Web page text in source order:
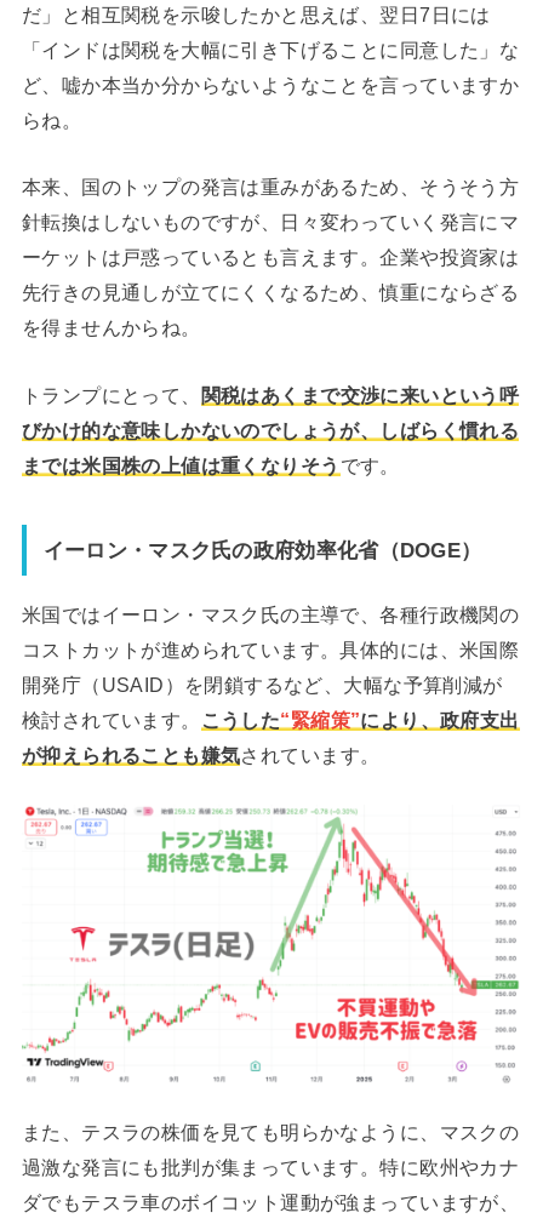
だ」と相互関税を示唆したかと思えば、翌日7日には
「インドは関税を大幅に引き下げることに同意した」な
ど、嘘か本当か分からないようなことを言っていますか
らね。
本来、国のトップの発言は重みがあるため、そうそう方
針転換はしないものですが、日々変わっていく発言にマ
ーケットは戸惑っているとも言えます。企業や投資家は
先行きの見通しが立てにくくなるため、慎重にならざる
を得ませんからね。
トランプにとって、
関税はあくまで交渉に来いという呼
びかけ的な意味しかないのでしょうが、しばらく慣れる
までは米国株の上値は重くなりそう です。
イーロン・マスク氏の政府効率化省（DOGE）
米国ではイーロン・マスク氏の主導で、各種行政機関の
コストカットが進められています。具体的には、米国際
開発庁（USAID）を閉鎖するなど、大幅な予算削減が
検討されています。
こうした“緊縮策”により、政府支出
が抑えられることも嫌気されています。
また、テスラの株価を見ても明らかなように、マスクの
過激な発言にも批判が集まっています。特に欧州やカナ
ダでもテスラ車のボイコット運動が強まっていますが、